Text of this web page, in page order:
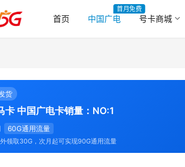
首页 中国广电
首月免费
号卡商城
货
卡 中国广电卡销量：NO:1
60G通用流量
领取30G，次月起可实现90G通用流量